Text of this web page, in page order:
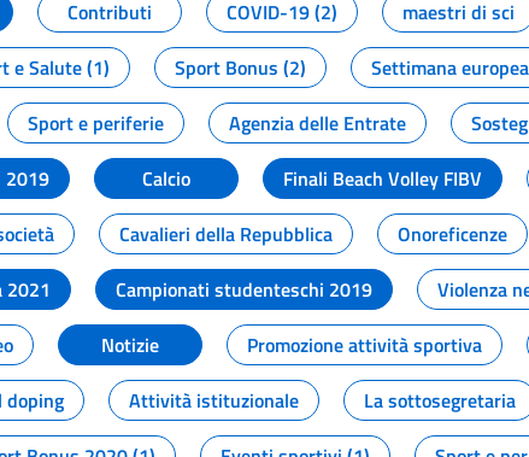
Contributi COVID-19 (2) maestri di sci
e Salute (1) Sport Bonus (2) Settimana
Sport e periferie Agenzia delle Entrate
2019 Calcio Finali Beach Volley FIBV
Cavalieri della Repubblica Onoreficenze
2021 Campionati studenteschi 2019
Violenza
Notizie Promozione attività sportiva
doping Attività istituzionale La sottosegretaria